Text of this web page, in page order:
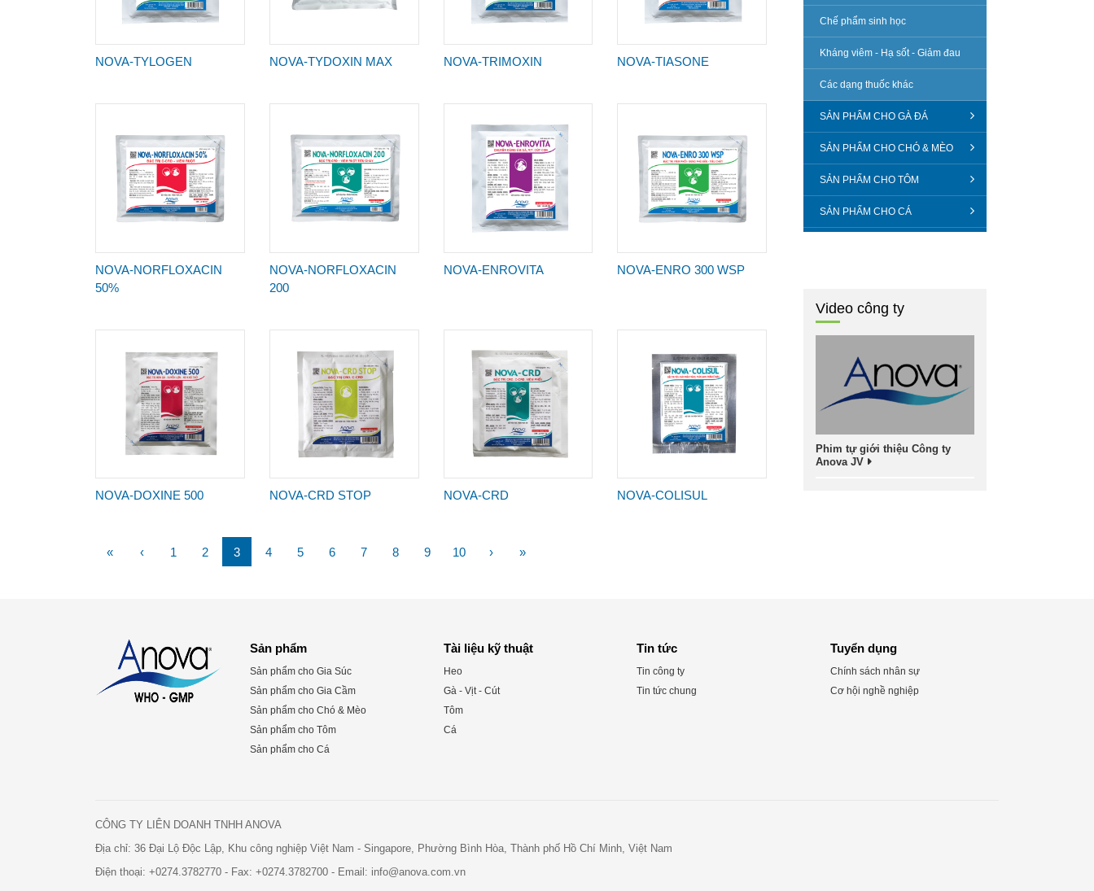
NOVA-TYLOGEN NOVA-TYDOXIN MAX NOVA-TRIMOXIN NOVA-TIASONE
NOVA-NORFLOXACIN
50%
NOVA-NORFLOXACIN
200
NOVA-ENROVITA NOVA-ENRO 300 WSP
NOVA-DOXINE 500 NOVA-CRD STOP NOVA-CRD NOVA-COLISUL
« ‹ 1 2 3 4 5 6 7 8 9 10 › »
Chế phẩm sinh học
Kháng viêm - Hạ sốt - Giảm đau
Các dạng thuốc khác
SẢN PHẨM CHO GÀ ĐÁ
SẢN PHẨM CHO CHÓ & MÈO
SẢN PHẨM CHO TÔM
SẢN PHẨM CHO CÁ
Video công ty
Phim tự giới thiệu Công ty
Anova JV
Sản phẩm
Sản phẩm cho Gia Súc
Sản phẩm cho Gia Cầm
Sản phẩm cho Chó & Mèo
Sản phẩm cho Tôm
Sản phẩm cho Cá
Tài liệu kỹ thuật
Heo
Gà - Vịt - Cút
Tôm
Cá
Tin tức
Tin công ty
Tin tức chung
Tuyển dụng
Chính sách nhân sự
Cơ hội nghề nghiệp
CÔNG TY LIÊN DOANH TNHH ANOVA
Địa chỉ: 36 Đại Lộ Độc Lập, Khu công nghiệp Việt Nam - Singapore, Phường Bình Hòa, Thành phố Hồ Chí Minh, Việt Nam
Điện thoại: +0274.3782770 - Fax: +0274.3782700 - Email: info@anova.com.vn